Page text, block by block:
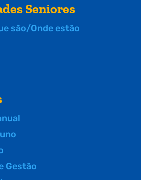
Seniores
são/Onde estão
Gestão